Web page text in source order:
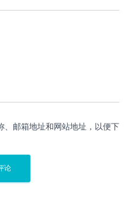
、邮箱地址和网站地址，以便下